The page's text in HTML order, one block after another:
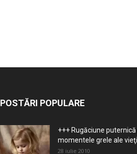
POSTĂRI POPULARE
+++ Rugăciune
momentele grele ale
28 iulie 2010